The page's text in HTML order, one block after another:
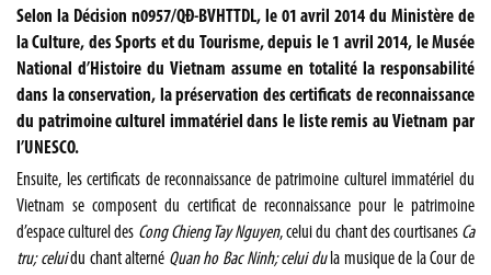
Selon la Décision n0957/QĐ-BVHTTDL, le 01 avril 2014 du Ministère de
la Culture, des Sports et du Tourisme, depuis le 1 avril 2014, le Musée
National d’Histoire du Vietnam assume en totalité la responsabilité
dans la conservation, la préservation des certificats de reconnaissance
du patrimoine culturel immatériel dans le liste remis au Vietnam par
l’UNESCO.
Ensuite, les certificats de reconnaissance de patrimoine culturel immatériel du
Vietnam se composent du certificat de reconnaissance pour le patrimoine
d’espace culturel des Cong Chieng Tay Nguyen, celui du chant des courtisanes Ca
tru;celuidu chant alterné Quan hoBac Ninh;celui du la musique de la Cour de